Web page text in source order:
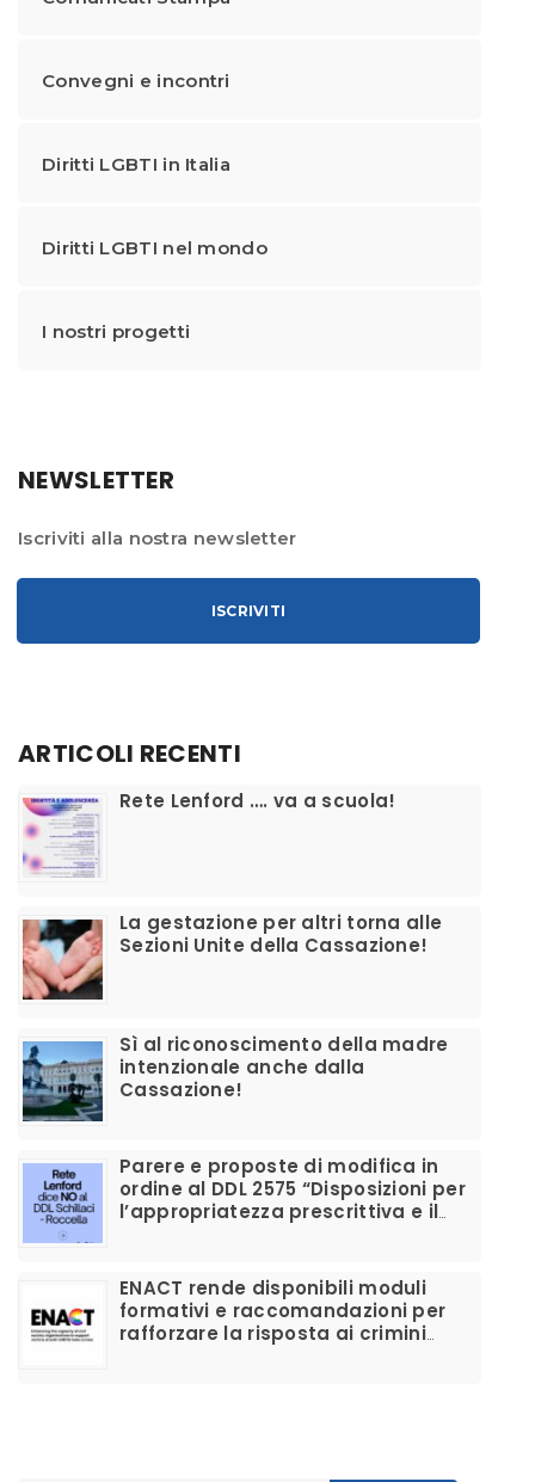
Convegni e incontri
Diritti LGBTI in Italia
Diritti LGBTI nel mondo
I nostri progetti
NEWSLETTER
Iscriviti alla nostra newsletter
ISCRIVITI
ARTICOLI RECENTI
​Rete Lenford …. va a scuola!
La gestazione per altri torna alle
Sezioni Unite della Cassazione!
Sì al riconoscimento della madre
intenzionale anche dalla
Cassazione!
Parere e proposte di modifica in
ordine al DDL 2575 “Disposizioni per
l’appropriatezza prescrittiva e il
ENACT rende disponibili moduli
formativi e raccomandazioni per
rafforzare la risposta ai crimini